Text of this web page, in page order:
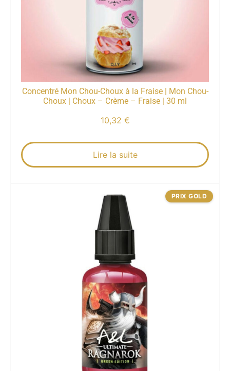
Concentré Mon Chou-Choux à la Fraise | Mon Chou-
Choux | Choux – Crème – Fraise | 30 ml
10,32 €
Lire la suite
PRIX GOLD